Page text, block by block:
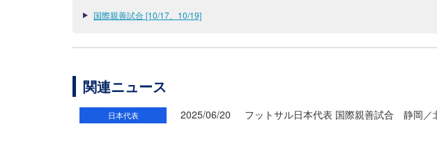
国際親善試合 [10/17、10/19]
関連ニュース
日本代表 2025/06/20 フットサル日本代表 国際親善試合 静岡／